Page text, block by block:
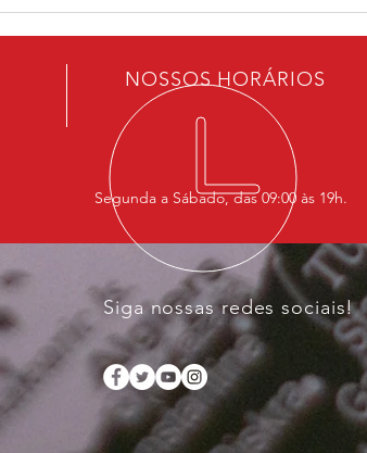
NOSSOS HORÁRIOS
Segunda a Sábado, das 09:00 às 19h.
Siga nossas redes sociais!